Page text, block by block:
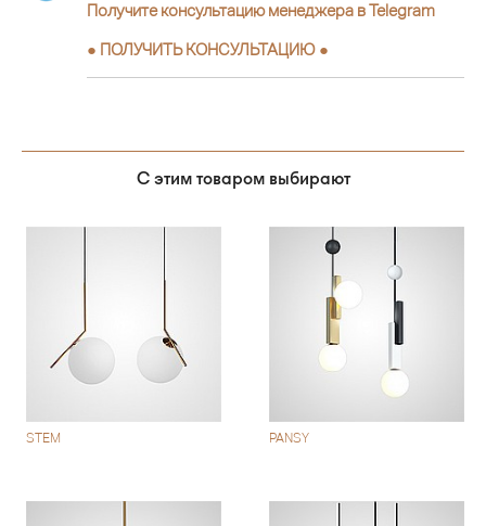
Получите консультацию менеджера в Telegram
● ПОЛУЧИТЬ КОНСУЛЬТАЦИЮ ●
С этим товаром выбирают
STEM PANSY